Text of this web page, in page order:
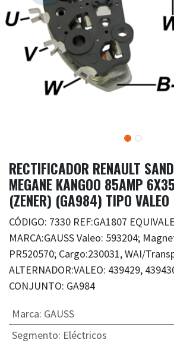
RECTIFICADOR RENAULT
MEGANE KANGOO 85AMP
(ZENER) (GA984) TIPO VALEO
CÓDIGO: 7330 REF:GA1807
MARCA:GAUSS Valeo: 593204;
PR520570; Cargo:230031, WAI/
ALTERNADOR:VALEO: 439429,
CONJUNTO: GA984
Marca: GAUSS
Segmento: Eléctricos